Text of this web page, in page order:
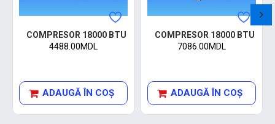
COMPRESOR 18000 BTU
4488.00MDL
ADAUGĂ ÎN COŞ
COMPRESOR 18000 BTU
7086.00MDL
ADAUGĂ ÎN COŞ